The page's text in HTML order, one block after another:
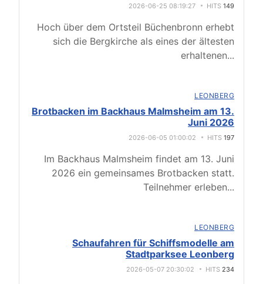
2026-06-25 08:19:27 HITS 149
Hoch über dem Ortsteil Büchenbronn erhebt
sich die Bergkirche als eines der ältesten
erhaltenen...
LEONBERG
Brotbacken im Backhaus Malmsheim am 13.
Juni 2026
2026-06-05 01:00:02 HITS 197
Im Backhaus Malmsheim findet am 13. Juni
2026 ein gemeinsames Brotbacken statt.
Teilnehmer erleben...
LEONBERG
Schaufahren für Schiffsmodelle am
Stadtparksee Leonberg
2026-05-07 20:30:02 HITS 234